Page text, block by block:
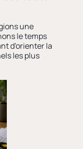
une
le temps
d'orienter la
les plus